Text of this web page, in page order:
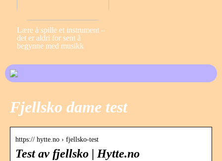
Lære å spille et instrument –
det er aldri for sent å
begynne med musikk
Fjellsko dame test
https:// hytte.no › fjellsko-test
Test av fjellsko | Hytte.no